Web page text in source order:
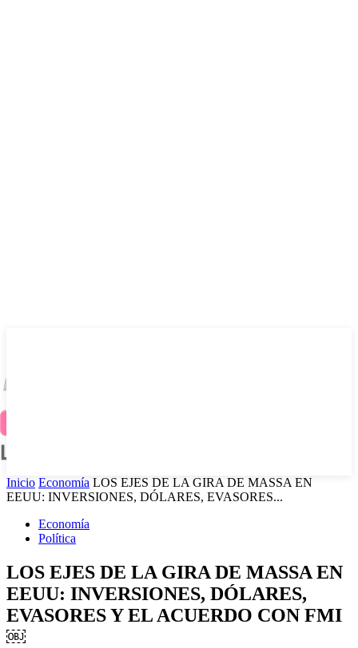
Inicio Economía LOS EJES DE LA GIRA DE MASSA EN
EEUU: INVERSIONES, DÓLARES, EVASORES...
Economía
Política
LOS EJES DE LA GIRA DE MASSA EN
EEUU: INVERSIONES, DÓLARES,
EVASORES Y EL ACUERDO CON FMI
￼